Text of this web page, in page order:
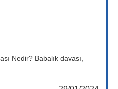
Nedir? Babalık davası,